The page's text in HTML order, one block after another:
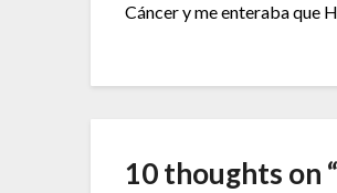
Cáncer y me enteraba que
10 thoughts on